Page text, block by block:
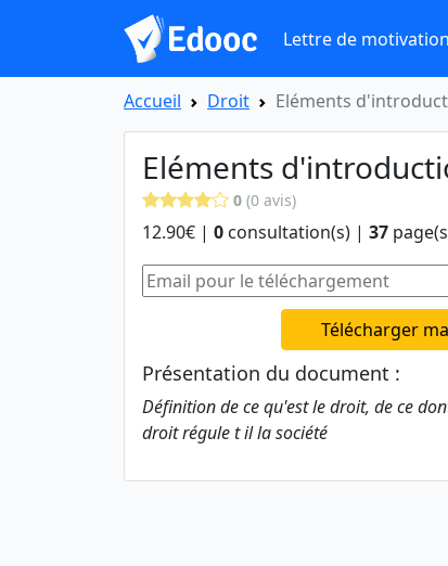
Lettre de motivation
Accueil Droit Eléments
Eléments
0 (0 avis)
12.90€ | 0 consultation(s) | 37
Télécharger
Présentation du document :
Définition de ce qu'est le droit, de ce
droit régule t il la société